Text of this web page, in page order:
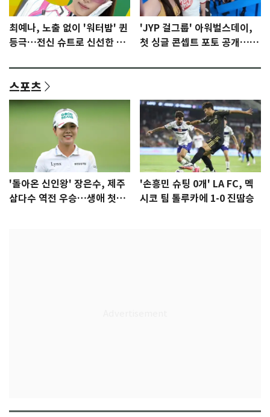
최예나, 노출 없이 '워터밤' 퀸
등극…전신 슈트로 신선한 충
'JYP 걸그룹' 아워벌스데이,
첫 싱글 콘셉트 포토 공개…청
스포츠
'돌아온 신인왕' 장은수, 제주
삼다수 역전 우승…생애 첫승
'손흥민 슈팅 0개' LA FC, 멕
시코 팀 톨루카에 1-0 진땀승